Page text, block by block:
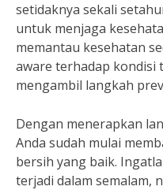
setidaknya sekali
untuk menjaga
memantau kesehatan
aware terhadap kondisi
mengambil langkah
Dengan menerapkan
Anda sudah mulai
bersih yang baik.
terjadi dalam semalam,